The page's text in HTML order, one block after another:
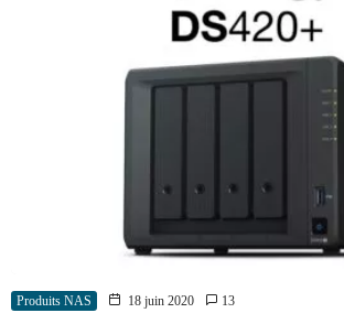
Produits NAS 18 juin 2020 13